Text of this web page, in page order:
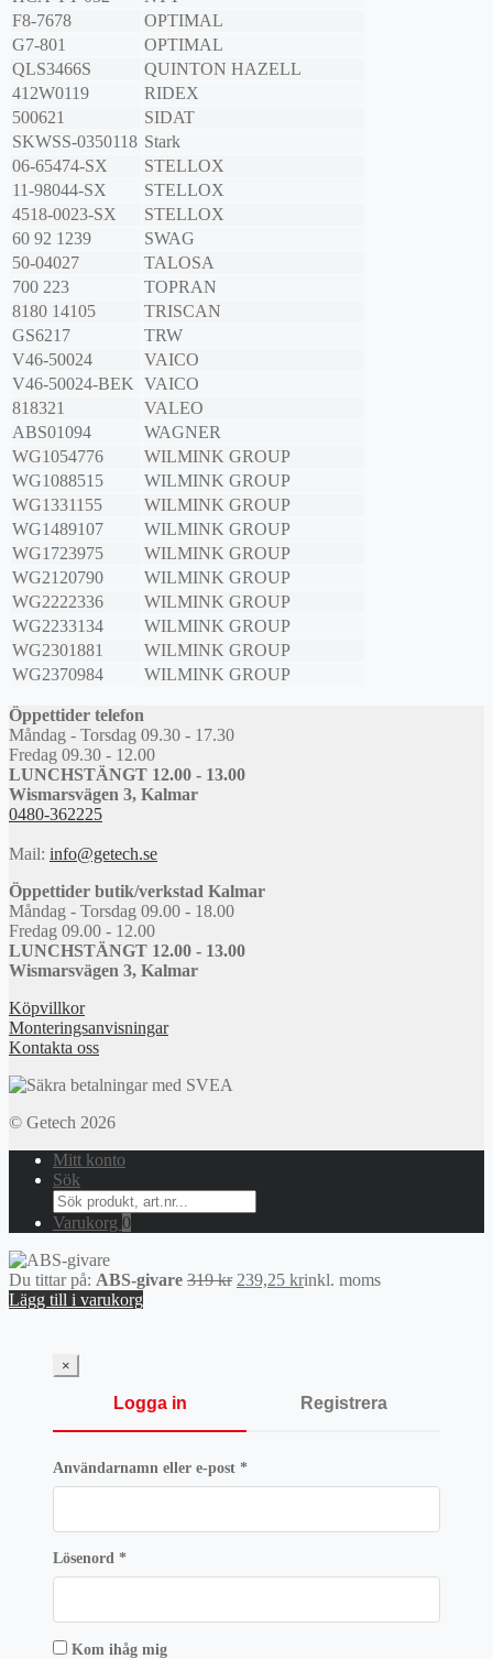
F8-7678
OPTIMAL
G7-801
OPTIMAL
QLS3466S
QUINTON HAZELL
412W0119
RIDEX
500621
SIDAT
SKWSS-0350118 Stark
06-65474-SX
STELLOX
11-98044-SX
STELLOX
4518-0023-SX
STELLOX
60 92 1239
SWAG
50-04027
TALOSA
700 223
TOPRAN
8180 14105
TRISCAN
GS6217
TRW
V46-50024
VAICO
V46-50024-BEK VAICO
818321
VALEO
ABS01094
WAGNER
WG1054776
WILMINK GROUP
WG1088515
WILMINK GROUP
WG1331155
WILMINK GROUP
WG1489107
WILMINK GROUP
WG1723975
WILMINK GROUP
WG2120790
WILMINK GROUP
WG2222336
WILMINK GROUP
WG2233134
WILMINK GROUP
WG2301881
WILMINK GROUP
WG2370984
WILMINK GROUP
Öppettider telefon
Måndag - Torsdag 09.30 - 17.30
Fredag 09.30 - 12.00
LUNCHSTÄNGT 12.00 - 13.00
Wismarsvägen 3, Kalmar
0480-362225
Mail: info@getech.se
Öppettider butik/verkstad Kalmar
Måndag - Torsdag 09.00 - 18.00
Fredag 09.00 - 12.00
LUNCHSTÄNGT 12.00 - 13.00
Wismarsvägen 3, Kalmar
Köpvillkor
Monteringsanvisningar
Kontakta oss
© Getech 2026
Mitt konto
Sök
Search
for:
Varukorg 0
Du tittar på: ABS-givare 319kr Det
239,25 krDet
inkl. moms
Lägg till i varukorg
×
Logga in Registrera
Användarnamn eller e-post *Obligatoriskt
Lösenord *Obligatoriskt
Kom ihåg mig